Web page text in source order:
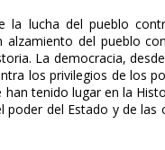
la lucha del pueblo
del pueblo
La democracia,
los privilegios de los
tenido lugar en la
del Estado y de